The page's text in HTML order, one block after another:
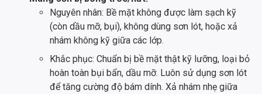
Nguyên nhân: Bề mặt không được làm sạch kỹ
(còn dầu mỡ, bụi), không dùng sơn lót, hoặc xả
nhám không kỹ giữa các lớp.
Khắc phục: Chuẩn bị bề mặt thật kỹ lưỡng, loại bỏ
hoàn toàn bụi bẩn, dầu mỡ. Luôn sử dụng sơn lót
để tăng cường độ bám dính. Xả nhám nhẹ giữa